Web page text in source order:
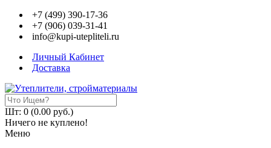
+7 (499) 390-17-36
+7 (906) 039-31-41
info@kupi-utepliteli.ru
Личный Кабинет
Доставка
Шт: 0 (0.00 руб.)
Ничего не куплено!
Меню